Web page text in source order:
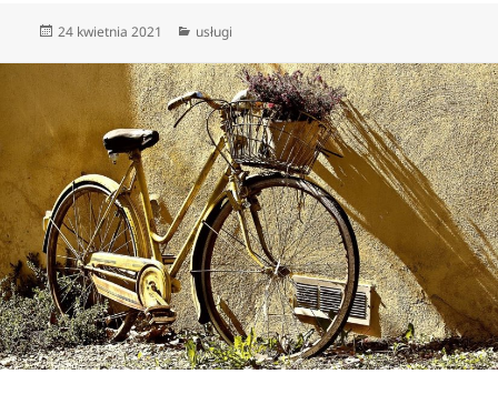
Data
24 kwietnia 2021 Kategorie
usługi